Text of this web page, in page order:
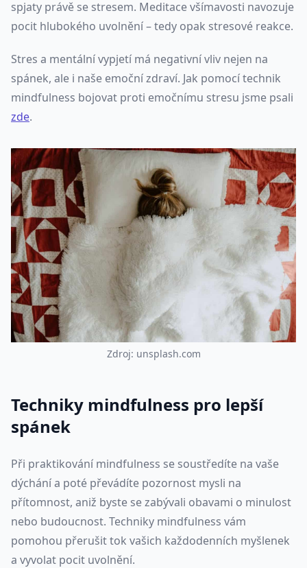
spjaty právě se stresem. Meditace všímavosti navozuje
pocit hlubokého uvolnění – tedy opak stresové reakce.
Stres a mentální vypjetí má negativní vliv nejen na
spánek, ale i naše emoční zdraví. Jak pomocí technik
mindfulness bojovat proti emočnímu stresu jsme psali
zde.
Zdroj: unsplash.com
Techniky mindfulness pro lepší
spánek
Při praktikování mindfulness se soustředíte na vaše
dýchání a poté převádíte pozornost mysli na
přítomnost, aniž byste se zabývali obavami o minulost
nebo budoucnost. Techniky mindfulness vám
pomohou přerušit tok vašich každodenních myšlenek
a vyvolat pocit uvolnění.